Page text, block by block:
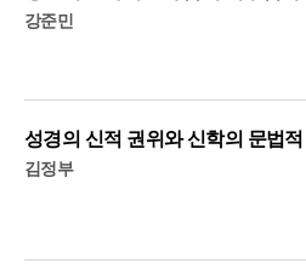
강준민
성경의 신적 권위와 신학의 문법
김정부